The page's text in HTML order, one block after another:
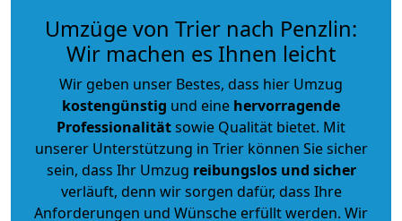
Umzüge von Trier nach Penzlin:
Wir machen es Ihnen leicht
Wir geben unser Bestes, dass hier Umzug
kostengünstig und eine hervorragende
Professionalitätsowie Qualität bietet. Mit
unserer Unterstützung in Trier können Sie sicher
sein, dass Ihr Umzug reibungslos und sicher
verläuft, denn wir sorgen dafür, dass Ihre
Anforderungen und Wünsche erfüllt werden. Wir